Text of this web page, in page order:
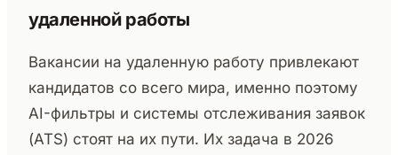
удаленной работы
Вакансии на удаленную работу привлекают
кандидатов со всего мира, именно поэтому
AI-фильтры и системы отслеживания заявок
(ATS) стоят на их пути. Их задача в 2026